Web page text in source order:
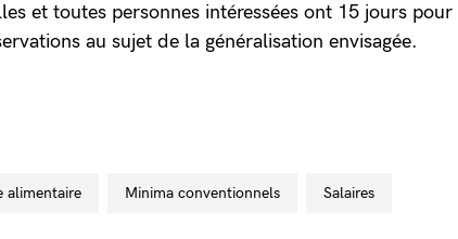
et toutes personnes intéressées ont 15 jours pour
au sujet de la généralisation envisagée.
alimentaire minima conventionnels salaires